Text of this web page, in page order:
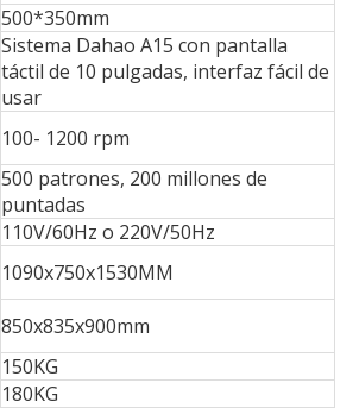
500*350mm
Sistema Dahao A15 con pantalla
táctil de 10 pulgadas, interfaz fácil de
usar
100- 1200 rpm
500 patrones, 200 millones de
puntadas
110V/60Hz o 220V/50Hz
1090x750x1530MM
850x835x900mm
150KG
180KG